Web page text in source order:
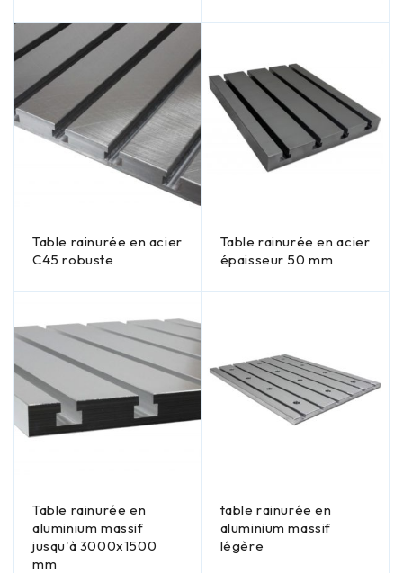
Table rainurée en acier
C45 robuste
Table rainurée en acier
épaisseur 50 mm
Table rainurée en
aluminium massif
jusqu'à 3000x1500
mm
table rainurée en
aluminium massif
légère